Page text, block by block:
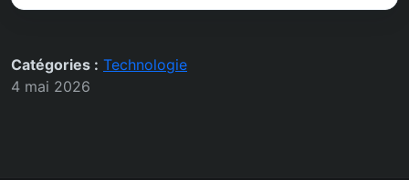
Catégories : Technologie
4 mai 2026